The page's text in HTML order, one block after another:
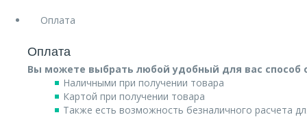
Оплата
Оплата
Вы можете выбрать любой удобный для вас способ
Наличными при получении товара
Картой при получении товара
Также есть возможность безналичного расчета